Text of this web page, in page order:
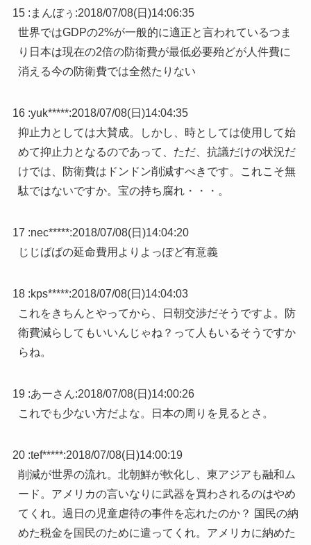
15 : まんぼぅ :2018/07/08(日)14:06:35
世界ではGDPの2%が一般的に適正と言われているつま
り日本は現在の2倍の防衛費が最低必要殆どが人件費に
消える今の防衛費では全然たりない
16 :yuk*****:2018/07/08(日)14:04:35
抑止力としては大賛成。しかし、時としては使用して始
めて抑止力となるのであって、ただ、抗議だけの状況だ
けでは、防衛費はドンドン削減すべきです。これこそ無
駄ではないですか。宝の持ち腐れ・・・。
17 :nec*****:2018/07/08(日)14:04:20
じじばばの延命費用よりよっぽど有意義
18 :kps*****:2018/07/08(日)14:04:03
これをきちんとやってから、日朝交渉だそうですよ。防
衛費減らしてもいいんじゃね？って人もいるそうですか
らね。
19 :あーさん:2018/07/08(日)14:00:26
これでも少ない方だよな。日本の周りを見るとさ。
20 :tef*****:2018/07/08(日)14:00:19
削減が世界の流れ。北朝鮮が軟化し、東アジアも融和ム
ード。アメリカの言いなりに武器を買わされるのはやめ
てくれ。過日の児童虐待の事件を忘れたのか？ 国民の納
めた税金を国民のために遣ってくれ。アメリカに納めた